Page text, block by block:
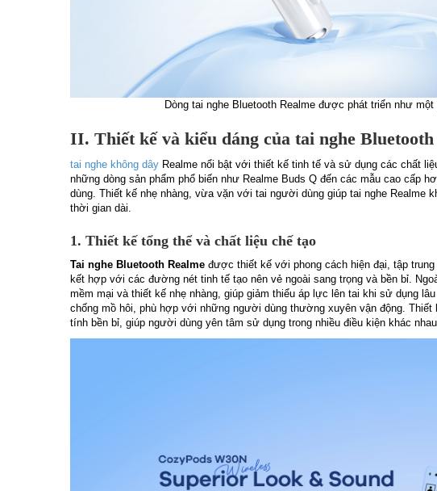
Dòng tai nghe Bluetooth Realme được phát triển như
II. Thiết kế và kiểu dáng của tai nghe Bluetooth
tai nghe không dây Realme nổi bật với thiết kế tinh tế và sử dụng các chất
những dòng sản phẩm phổ biến như Realme Buds Q đến các mẫu cao cấp
dùng. Thiết kế nhẹ nhàng, vừa vặn với tai người dùng giúp tai nghe Realme
thời gian dài.
1. Thiết kế tổng thể và chất liệu chế tạo
Tai nghe Bluetooth Realme được thiết kế với phong cách hiện đại, tập
kết hợp với các đường nét tinh tế tạo nên vẻ ngoài sang trọng và bền bỉ.
mềm mại và thiết kế nhẹ nhàng, giúp giảm thiểu áp lực lên tai khi sử dụng
chống mồ hôi, phù hợp với những người dùng thường xuyên vận động.
tính bền bỉ, giúp người dùng yên tâm sử dụng trong nhiều điều kiện khác nhau.